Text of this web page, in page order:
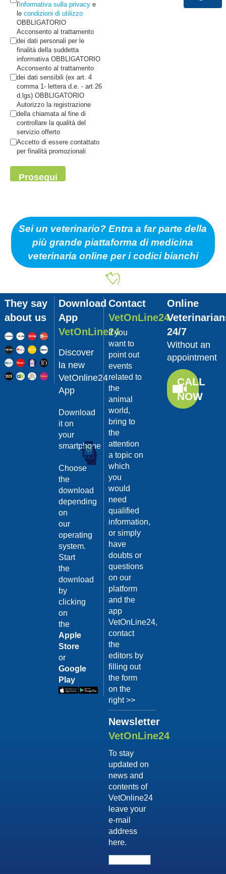
l'informativa sulla privacy e
le condizioni di utilizzo
OBBLIGATORIO
Acconsento al trattamento
dei dati personali per le
finalità della suddetta
informativa OBBLIGATORIO
Acconsento al trattamento
dei dati sensibili (ex art. 4
comma 1- lettera d.e. - art 26
d.lgs) OBBLIGATORIO
Autorizzo la registrazione
della chiamata al fine di
controllare la qualità del
servizio offerto
Accetto di essere contattato
per finalità promozionali
Prosegui
Sei un veterinario? Entra a far parte della
più grande piattaforma di medicina
veterinaria online per i codici bianchi
They say
about us
Download
App
VetOnLine24
Discover
la new
VetOnline24
App
Download
it on
your
smartphone
Choose
the
download
depending
on
our
operating
system.
Start
the
download
by
clicking
on
the
Apple
Store
or
Google
Play
Contact
VetOnLine24
If you
want to
point out
events
related to
the
animal
world,
bring to
the
attention
a topic on
which
you
would
need
qualified
information,
or simply
have
doubts or
questions
on our
platform
and the
app
VetOnLine24,
contact
the
editors by
filling out
the form
on the
right >>
Newsletter
VetOnLine24
To stay
updated on
news and
contents of
VetOnline24
leave your
e-mail
address
here.
Online
24/7
Without an
appointment
CALL
NOW